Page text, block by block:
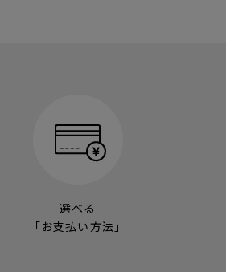
選べる
「お支払い方法」